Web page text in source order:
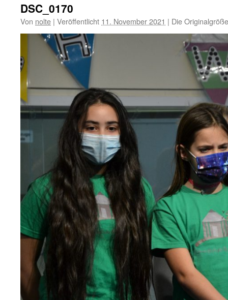
DSC_0170
Von nolte | Veröffentlicht 11. November 2021 | Die